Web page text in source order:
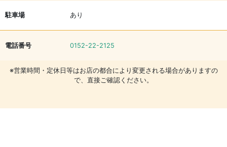
駐車場 あり
電話番号 0152-22-2125
※営業時間・定休日等はお店の都合により変更される場合がありますの
で、直接ご確認ください。